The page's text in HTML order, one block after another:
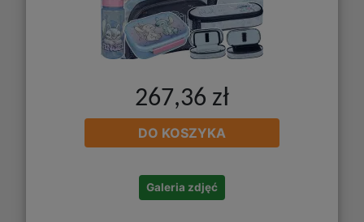
267,36 zł
DO KOSZYKA
Galeria zdjęć